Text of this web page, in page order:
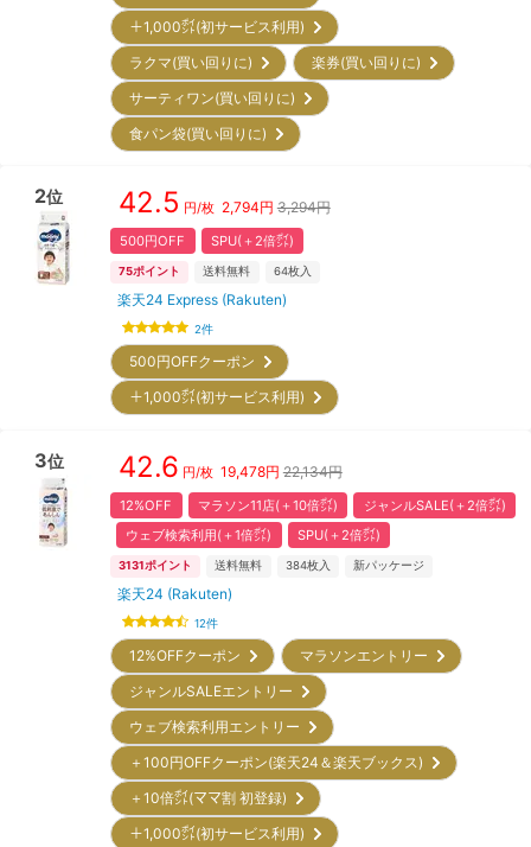
＋1,000㌽(初サービス利用)
ラクマ(買い回りに)
楽券(買い回りに)
サーティワン(買い回りに)
食パン袋(買い回りに)
2位 42.5 円/枚 2,794円 3,294円
500円OFF SPU(＋2倍㌽)
75ポイント 送料無料 64枚入
楽天24 Express (Rakuten)
2件
500円OFFクーポン
＋1,000㌽(初サービス利用)
3位 42.6 円/枚 19,478円 22,134円
12%OFF マラソン11店(＋10倍㌽)
ジャンルSALE(＋2倍㌽)
ウェブ検索利用(＋1倍㌽)
SPU(＋2倍㌽)
3131ポイント 送料無料 384枚入 新パッケージ
楽天24 (Rakuten)
12件
12%OFFクーポン
マラソンエントリー
ジャンルSALEエントリー
ウェブ検索利用エントリー
＋100円OFFクーポン(楽天24＆楽天ブックス)
＋10倍㌽(ママ割 初登録)
＋1,000㌽(初サービス利用)